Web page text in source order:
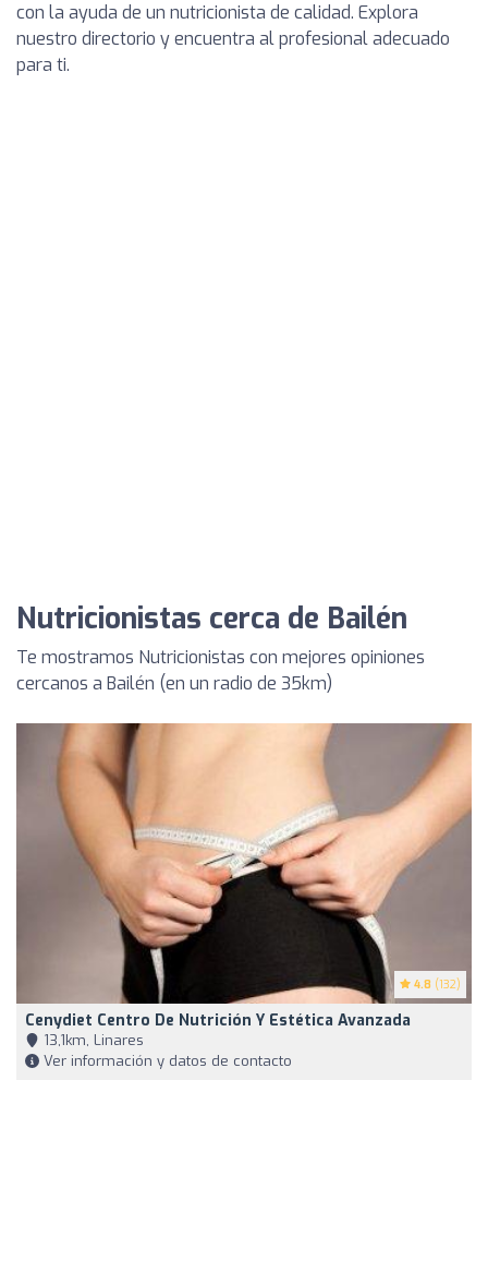
con la ayuda de un nutricionista de calidad. Explora
nuestro directorio y encuentra al profesional adecuado
para ti.
Nutricionistas cerca de Bailén
Te mostramos Nutricionistas con mejores opiniones
cercanos a Bailén (en un radio de 35km)
4.8 (132)
Cenydiet Centro De Nutrición Y Estética Avanzada
13,1km, Linares
Ver información y datos de contacto